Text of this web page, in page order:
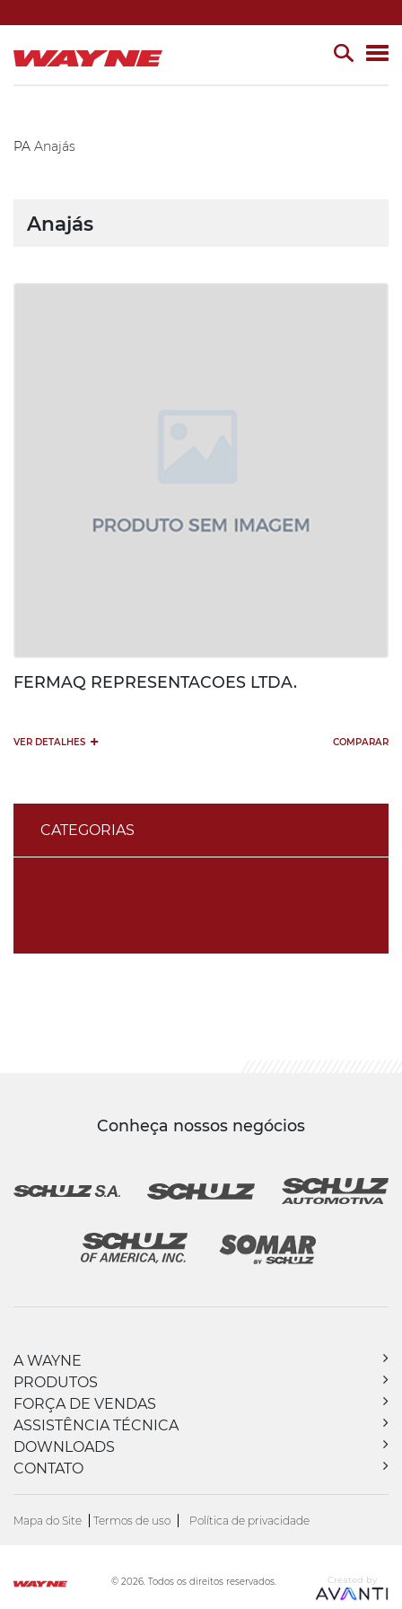
PA Anajás
CATEGORIAS
Anajás
FERMAQ REPRESENTACOES LTDA.
VER DETALHES + COMPARAR
Conheça nossos negócios
A WAYNE
PRODUTOS
FORÇA DE VENDAS
ASSISTÊNCIA TÉCNICA
DOWNLOADS
CONTATO
Mapa do Site Termos de uso Política de privacidade
© 2026. Todos os direitos reservados. Created by